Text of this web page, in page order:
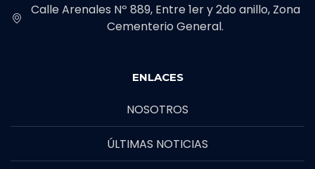
Calle Arenales Nº 889, Entre 1er y 2do anillo, Zona
Cementerio General.
ENLACES
NOSOTROS
ÚLTIMAS NOTICIAS